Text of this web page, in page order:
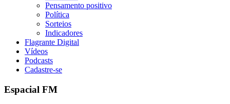
Pensamento positivo
Política
Sorteios
Indicadores
Flagrante Digital
Vídeos
Podcasts
Cadastre-se
Espacial FM